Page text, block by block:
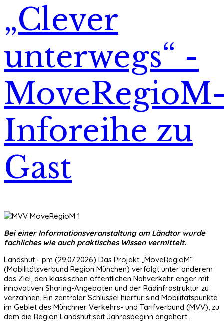
„Clever
unterwegs“ -
Inforeihe zu
Gast
Bei einer Informationsveranstaltung am Ländtor wurde
fachliches wie auch praktisches Wissen vermittelt.
Landshut - pm (29.07.2026) Das Projekt „MoveRegioM“
(Mobilitätsverbund Region München) verfolgt unter anderem
das Ziel, den klassischen öffentlichen Nahverkehr enger mit
innovativen Sharing-Angeboten und der Radinfrastruktur zu
verzahnen. Ein zentraler Schlüssel hierfür sind Mobilitätspunkte
im Gebiet des Münchner Verkehrs- und Tarifverbund (MVV), zu
dem die Region Landshut seit Jahresbeginn angehört.